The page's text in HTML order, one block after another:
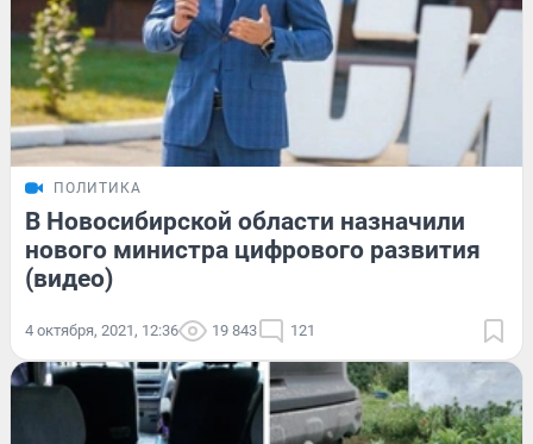
ПОЛИТИКА
В Новосибирской области назначили
нового министра цифрового развития
(видео)
4 октября, 2021, 12:36 19 843 121